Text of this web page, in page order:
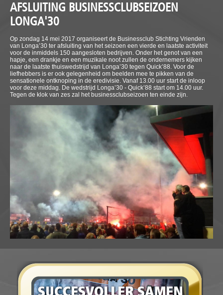
AFSLUITING BUSINESSCLUBSEIZOEN
LONGA'30
Op zondag 14 mei 2017 organiseert de Businessclub Stichting Vrienden
van Longa’30 ter afsluiting van het seizoen een vierde en laatste activiteit
voor de inmiddels 150 aangesloten bedrijven. Onder het genot van een
hapje, een drankje en een muzikale noot zullen de ondernemers kijken
naar de laatste thuiswedstrijd van Longa’30 tegen Quick’88. Voor de
liefhebbers is er ook gelegenheid om beelden mee te pikken van de
sensationele ontknoping in de eredivisie. Vanaf 13.00 uur start de inloop
voor deze middag. De wedstrijd Longa’30 - Quick’88 start om 14.00 uur.
Tegen de klok van zes zal het businessclubseizoen ten einde zijn.